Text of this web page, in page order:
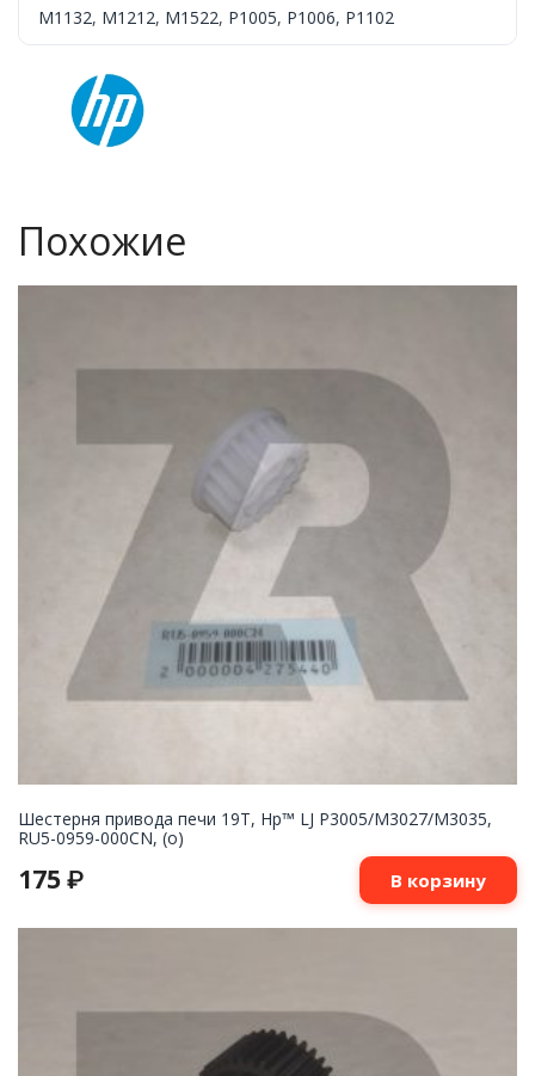
M1132, M1212, M1522, P1005, P1006, P1102
Похожие
Шестерня привода печи 19T, Hp™ LJ P3005/M3027/M3035,
RU5-0959-000CN, (о)
175 ₽ В корзину